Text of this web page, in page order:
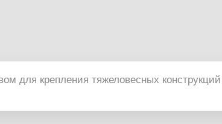
для крепления тяжеловесных